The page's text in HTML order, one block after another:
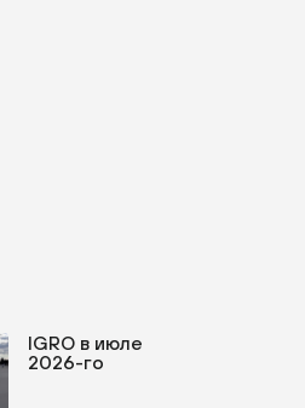
IGRO в июле
2026-го